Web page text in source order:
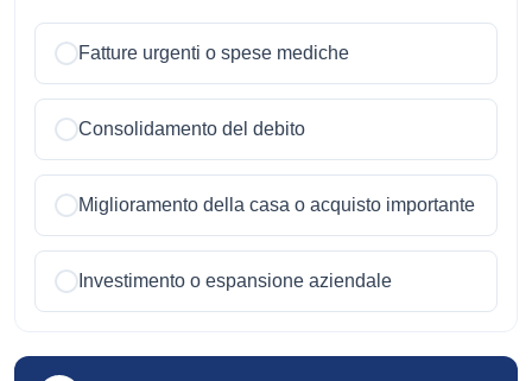
Fatture urgenti o spese mediche
Consolidamento del debito
Miglioramento della casa o acquisto importante
Investimento o espansione aziendale